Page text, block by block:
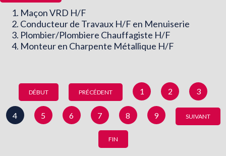
Maçon VRD H/F
Conducteur de Travaux H/F en Menuiserie
Plombier/Plombiere Chauffagiste H/F
Monteur en Charpente Métallique H/F
DÉBUT PRÉCÉDENT 1 2 3
4 5 6 7 8 9 SUIVANT
FIN